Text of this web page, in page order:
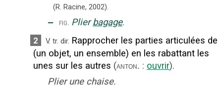
(R. Racine, 2002).
‒ fig. Plier bagage.
2 V. tr. dir. Rapprocher les parties articulées de
(un objet, un ensemble) en les rabattant les
unes sur les autres (anton. : ouvrir).
Plier une chaise.